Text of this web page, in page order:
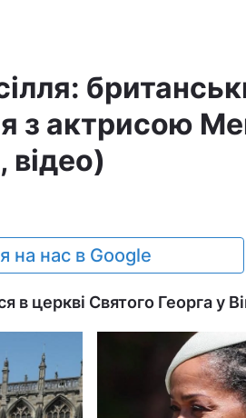
з актрисою
на нас в Google
в церкві Святого Георга у